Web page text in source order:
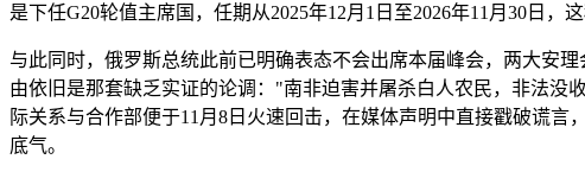
是下任G20轮值主席国，任期从2025年12月1日至2026年11月30日，
与此同时，俄罗斯总统此前已明确表态不会出席本届峰会，两大安
由依旧是那套缺乏实证的论调："南非迫害并屠杀白人农民，非法
际关系与合作部便于11月8日火速回击，在媒体声明中直接戳破谎
底气。